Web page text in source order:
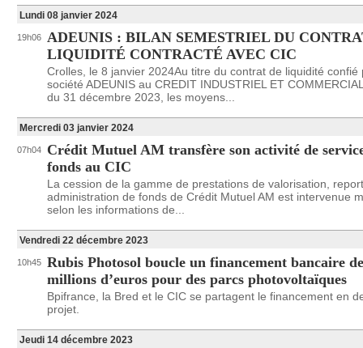
Lundi 08 janvier 2024
19h06 ADEUNIS : BILAN SEMESTRIEL DU
LIQUIDITÉ CONTRACTÉ AVEC CIC
Crolles, le 8 janvier 2024Au titre du contrat de liquidité confié
société ADEUNIS au CREDIT INDUSTRIEL ET
du 31 décembre 2023, les moyens...
Mercredi 03 janvier 2024
07h04
Crédit Mutuel AM transfère son activité de
fonds au CIC
La cession de la gamme de prestations de valorisation,
administration de fonds de Crédit Mutuel AM est intervenue
selon les informations de...
Vendredi 22 décembre 2023
10h45 Rubis Photosol boucle un financement bancaire
millions d’euros pour des parcs photovoltaïques
Bpifrance, la Bred et le CIC se partagent le financement en
projet.
Jeudi 14 décembre 2023